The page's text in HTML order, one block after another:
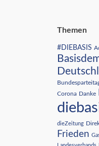
Themen
#DIEBASIS
Corona Danke
dieZeitung
Frieden